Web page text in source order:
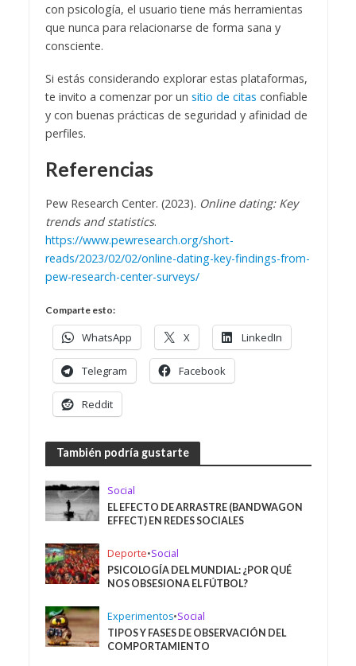
con psicología, el usuario tiene más herramientas
que nunca para relacionarse de forma sana y
consciente.
Si estás considerando explorar estas plataformas,
te invito a comenzar por un sitio de citas confiable
y con buenas prácticas de seguridad y afinidad de
perfiles.
Referencias
Pew Research Center. (2023). Online dating: Key
trends and statistics.
https://www.pewresearch.org/short-
reads/2023/02/02/online-dating-key-findings-from-
pew-research-center-surveys/
Comparte esto:
WhatsApp X LinkedIn
Telegram Facebook
Reddit
También podría gustarte
Social
EL EFECTO DE ARRASTRE (BANDWAGON
EFFECT) EN REDES SOCIALES
Deporte•Social
PSICOLOGÍA DEL MUNDIAL: ¿POR QUÉ
NOS OBSESIONA EL FÚTBOL?
Experimentos•Social
TIPOS Y FASES DE OBSERVACIÓN DEL
COMPORTAMIENTO